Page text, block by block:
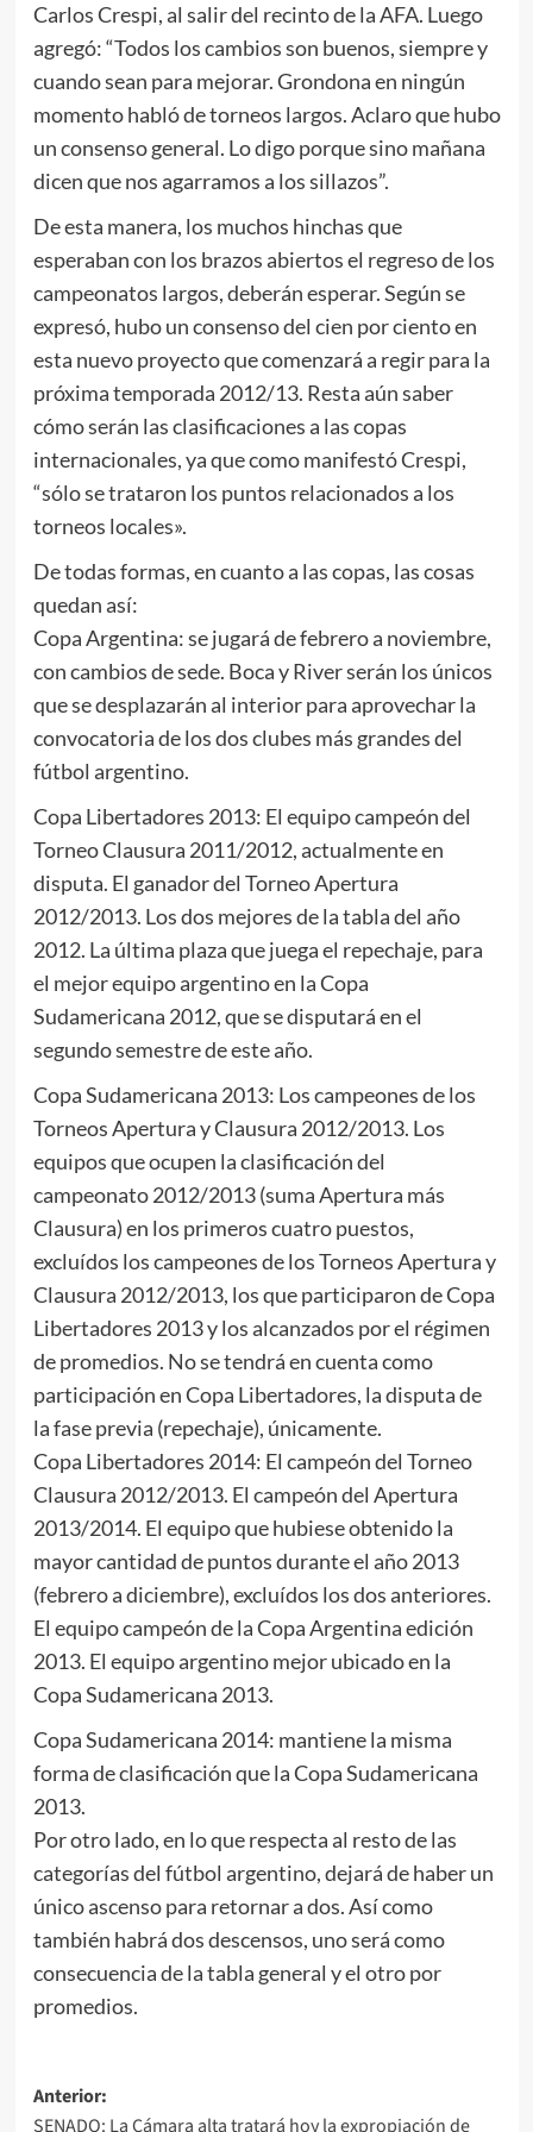
Carlos Crespi, al salir del recinto de la AFA. Luego
agregó: “Todos los cambios son buenos, siempre y
cuando sean para mejorar. Grondona en ningún
momento habló de torneos largos. Aclaro que hubo
un consenso general. Lo digo porque sino mañana
dicen que nos agarramos a los sillazos”.
De esta manera, los muchos hinchas que
esperaban con los brazos abiertos el regreso de los
campeonatos largos, deberán esperar. Según se
expresó, hubo un consenso del cien por ciento en
esta nuevo proyecto que comenzará a regir para la
próxima temporada 2012/13. Resta aún saber
cómo serán las clasificaciones a las copas
internacionales, ya que como manifestó Crespi,
“sólo se trataron los puntos relacionados a los
torneos locales».
De todas formas, en cuanto a las copas, las cosas
quedan así:
Copa Argentina: se jugará de febrero a noviembre,
con cambios de sede. Boca y River serán los únicos
que se desplazarán al interior para aprovechar la
convocatoria de los dos clubes más grandes del
fútbol argentino.
Copa Libertadores 2013: El equipo campeón del
Torneo Clausura 2011/2012, actualmente en
disputa. El ganador del Torneo Apertura
2012/2013. Los dos mejores de la tabla del año
2012. La última plaza que juega el repechaje, para
el mejor equipo argentino en la Copa
Sudamericana 2012, que se disputará en el
segundo semestre de este año.
Copa Sudamericana 2013: Los campeones de los
Torneos Apertura y Clausura 2012/2013. Los
equipos que ocupen la clasificación del
campeonato 2012/2013 (suma Apertura más
Clausura) en los primeros cuatro puestos,
excluídos los campeones de los Torneos Apertura y
Clausura 2012/2013, los que participaron de Copa
Libertadores 2013 y los alcanzados por el régimen
de promedios. No se tendrá en cuenta como
participación en Copa Libertadores, la disputa de
la fase previa (repechaje), únicamente.
Copa Libertadores 2014: El campeón del Torneo
Clausura 2012/2013. El campeón del Apertura
2013/2014. El equipo que hubiese obtenido la
mayor cantidad de puntos durante el año 2013
(febrero a diciembre), excluídos los dos anteriores.
El equipo campeón de la Copa Argentina edición
2013. El equipo argentino mejor ubicado en la
Copa Sudamericana 2013.
Copa Sudamericana 2014: mantiene la misma
forma de clasificación que la Copa Sudamericana
2013.
Por otro lado, en lo que respecta al resto de las
categorías del fútbol argentino, dejará de haber un
único ascenso para retornar a dos. Así como
también habrá dos descensos, uno será como
consecuencia de la tabla general y el otro por
promedios.
Navegación
Anterior:
SENADO: La Cámara alta tratará hoy la expropiación de